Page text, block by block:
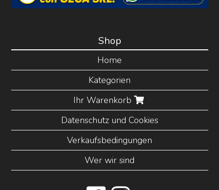
Shop
Home
Kategorien
Ihr Warenkorb
Datenschutz und Cookies
Verkaufsbedingungen
Wer wir sind